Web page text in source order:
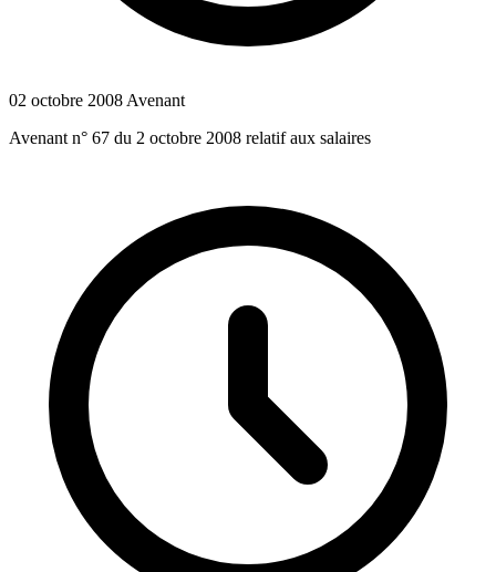
02 octobre 2008 Avenant
Avenant n° 67 du 2 octobre 2008 relatif aux salaires